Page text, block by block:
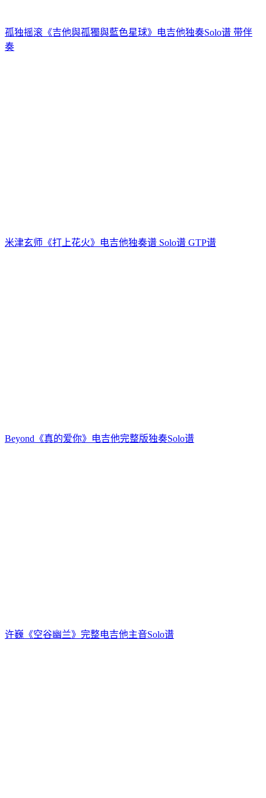
孤独摇滚《吉他與孤獨與藍色星球》电吉他独奏Solo谱 带伴
奏
米津玄师《打上花火》电吉他独奏谱 Solo谱 GTP谱
Beyond《真的爱你》电吉他完整版独奏Solo谱
许巍《空谷幽兰》完整电吉他主音Solo谱